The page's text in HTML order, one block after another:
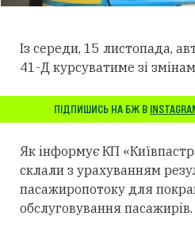
Із середи, 15 листопада,
41-Д курсуватиме зі
ПІДПИШИСЬ НА БЖ В
Як інформує КП
склали з урахуванням
пасажиропотоку для
обслуговування пасажирів.